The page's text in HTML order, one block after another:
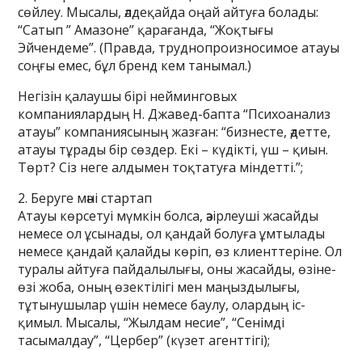
сөйлеу. Мысалы, әлдеқайда оңай айтуға болады:
“Сатып ” Амазоне” қарағанда, “Жоқтығы
Эйчендеме”. (Правда, труднопроизносимое атауы
соңғы емес, бұл бренд кем танымал.)
Негізін қалаушы бірі нейминговых
компаниялардың Н. Джавед-бапта “Психоанализ
атауы” компаниясының жазған: “бизнесте, әдетте,
атауы тұрады бір сөздер. Екі – күдікті, үш – қиын.
Төрт? Сіз неге алдымен тоқтатуға міндетті.”;
2. Беруге мәні стартап
Атауы көрсетуі мүмкін болса, әзірлеуші жасайды
немесе ол ұсынады, ол қандай болуға ұмтылады
немесе қандай қалайды көріп, өз клиенттеріне. Ол
туралы айтуға пайдалылығы, оны жасайды, өзіне-
өзі жоба, оның өзектілігі мен маңыздылығы,
тұтынушылар үшін немесе баулу, олардың іс-
қимыл. Мысалы, “Жылдам несие”, “Сенімді
тасымалдау”, “Цербер” (күзет агенттігі);